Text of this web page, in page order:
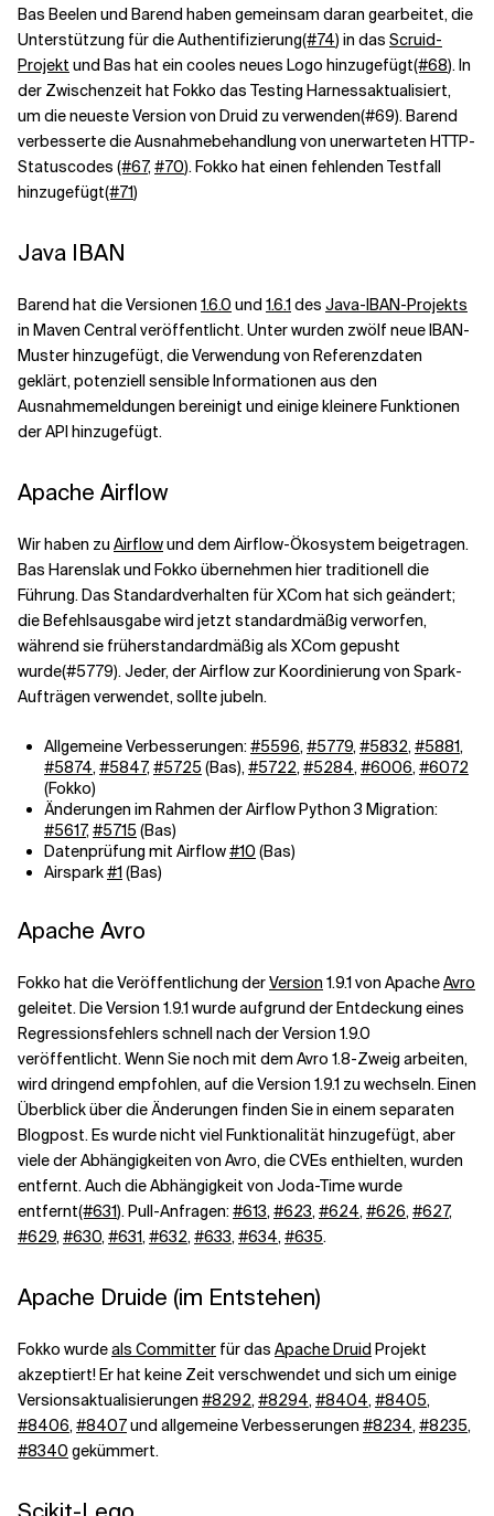
Bas Beelen und Barend haben gemeinsam daran gearbeitet, die
Unterstützung für die Authentifizierung(#74) in das Scruid-
Projekt und Bas hat ein cooles neues Logo hinzugefügt(#68). In
der Zwischenzeit hat Fokko das Testing Harnessaktualisiert,
um die neueste Version von Druid zu verwenden(#69). Barend
verbesserte die Ausnahmebehandlung von unerwarteten HTTP-
Statuscodes (#67,#70). Fokko hat einen fehlenden Testfall
hinzugefügt(#71)
Java IBAN
Barend hat die Versionen 1.6.0 und 1.6.1des Java-IBAN-Projekts
in Maven Central veröffentlicht. Unter wurden zwölf neue IBAN-
Muster hinzugefügt, die Verwendung von Referenzdaten
geklärt, potenziell sensible Informationen aus den
Ausnahmemeldungen bereinigt und einige kleinere Funktionen
der API hinzugefügt.
Apache Airflow
Wir haben zu Airflowund dem Airflow-Ökosystem beigetragen.
Bas Harenslak und Fokko übernehmen hier traditionell die
Führung. Das Standardverhalten für XCom hat sich geändert;
die Befehlsausgabe wird jetzt standardmäßig verworfen,
während sie früherstandardmäßig als XCom gepusht
wurde(#5779). Jeder, der Airflow zur Koordinierung von Spark-
Aufträgen verwendet, sollte jubeln.
Allgemeine Verbesserungen:#5596,#5779,#5832,#5881,
#5874,#5847,#5725 (Bas),#5722,#5284,#6006,#6072
(Fokko)
Änderungen im Rahmen der Airflow Python 3 Migration:
#5617,#5715 (Bas)
Datenprüfung mit Airflow#10 (Bas)
Airspark#1(Bas)
Apache Avro
Fokko hat die Veröffentlichung derVersion 1.9.1 von ApacheAvro
geleitet. Die Version 1.9.1 wurde aufgrund der Entdeckung eines
Regressionsfehlers schnell nach der Version 1.9.0
veröffentlicht. Wenn Sie noch mit dem Avro 1.8-Zweig arbeiten,
wird dringend empfohlen, auf die Version 1.9.1 zu wechseln. Einen
Überblick über die Änderungen finden Sie in einem separaten
Blogpost. Es wurde nicht viel Funktionalität hinzugefügt, aber
viele der Abhängigkeiten von Avro, dieCVEs enthielten, wurden
entfernt. Auch die Abhängigkeit von Joda-Time wurde
entfernt(#631). Pull-Anfragen:#613,#623,#624,#626,#627,
#629,#630,#631,#632,#633,#634,#635.
Apache Druide (im Entstehen)
Fokko wurdeals Committer für das Apache Druid Projekt
akzeptiert! Er hat keine Zeit verschwendet und sich um einige
Versionsaktualisierungen #8292,#8294,#8404,#8405,
#8406,#8407und allgemeine Verbesserungen #8234,#8235,
#8340 gekümmert.